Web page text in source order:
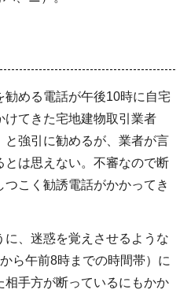
める電話が午後10時に自宅
けてきた宅地建物取引業者
と強引に勧めるが、業者が言
とは思えない。不審なので断
こく勧誘電話がかかってき
、迷惑を覚えさせるような
ら午前8時までの時間帯）に
手方が断っているにもかか